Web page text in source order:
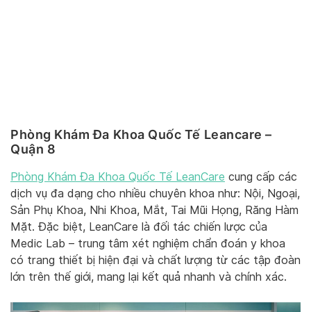
Phòng Khám Đa Khoa Quốc Tế Leancare –
Quận 8
Phòng Khám Đa Khoa Quốc Tế LeanCare cung cấp các
dịch vụ đa dạng cho nhiều chuyên khoa như: Nội, Ngoại,
Sản Phụ Khoa, Nhi Khoa, Mắt, Tai Mũi Họng, Răng Hàm
Mặt. Đặc biệt, LeanCare là đối tác chiến lược của
Medic Lab – trung tâm xét nghiệm chẩn đoán y khoa
có trang thiết bị hiện đại và chất lượng từ các tập đoàn
lớn trên thế giới, mang lại kết quả nhanh và chính xác.